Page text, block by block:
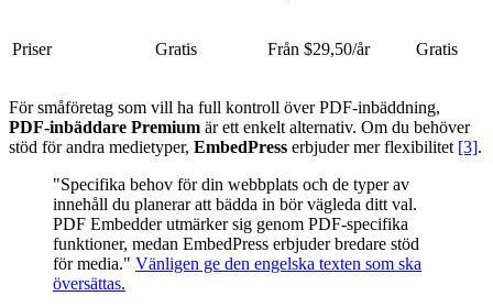
Priser Gratis Från $29,50/år Gratis
För småföretag som vill ha full kontroll över PDF-inbäddning,
PDF-inbäddare Premium är ett enkelt alternativ. Om du behöver
stöd för andra medietyper, EmbedPress erbjuder mer flexibilitet [3].
"Specifika behov för din webbplats och de typer av
innehåll du planerar att bädda in bör vägleda ditt val.
PDF Embedder utmärker sig genom PDF-specifika
funktioner, medan EmbedPress erbjuder bredare stöd
för media." Vänligen ge den engelska texten som ska
översättas.